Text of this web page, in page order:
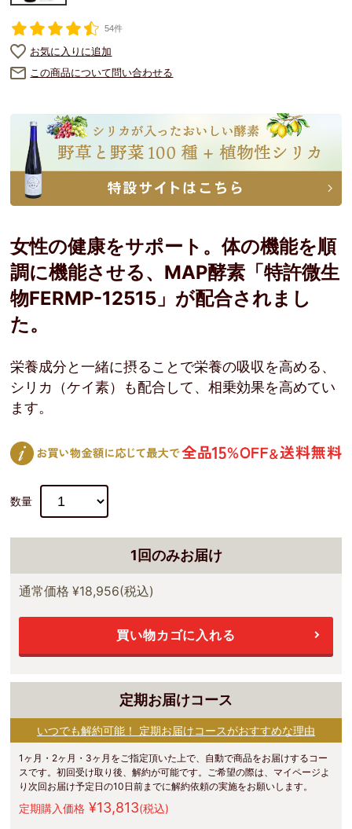
54件
お気に入りに追加
この商品について問い合わせる
女性の健康をサポート。体の機能を順
調に機能させる、MAP酵素「特許微生
物FERMP-12515」が配合されまし
た。
栄養成分と一緒に摂ることで栄養の吸収を高める、
シリカ（ケイ素）も配合して、相乗効果を高めてい
ます。
数量
1回のみお届け
通常価格¥18,956(税込)
買い物カゴに入れる
定期お届けコース
いつでも解約可能！ 定期お届けコースがおすすめな理由
1ヶ月・2ヶ月・3ヶ月をご指定頂いた上で、自動で商品をお届けするコー
スです。初回受け取り後、解約が可能です。ご希望の際は、マイページよ
り次回お届け予定日の10日前までに解約依頼の実施をお願いします。
定期購入価格 ¥13,813(税込)